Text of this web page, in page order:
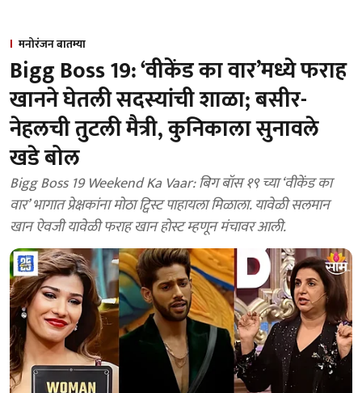
मनोरंजन बातम्या
Bigg Boss 19: ‘वीकेंड का वार’मध्ये फराह
खानने घेतली सदस्यांची शाळा; बसीर-
नेहलची तुटली मैत्री, कुनिकाला सुनावले
खडे बोल
Bigg Boss 19 Weekend Ka Vaar: बिग बॉस १९ च्या ‘वीकेंड का
वार’ भागात प्रेक्षकांना मोठा ट्विस्ट पाहायला मिळाला. यावेळी सलमान
खान ऐवजी यावेळी फराह खान होस्ट म्हणून मंचावर आली.